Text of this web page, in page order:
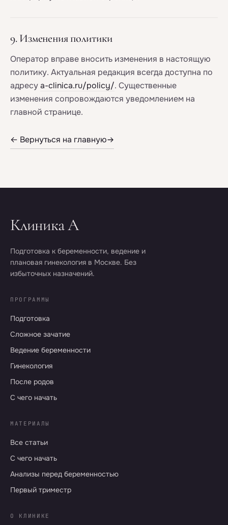
9. Изменения политики
Оператор вправе вносить изменения в настоящую
политику. Актуальная редакция всегда доступна по
адресуa-clinica.ru/policy/. Существенные
изменения сопровождаются уведомлением на
главной странице.
← Вернуться на главную
Клиника А
Подготовка к беременности, ведение и
плановая гинекология в Москве. Без
избыточных назначений.
ПРОГРАММЫ
Подготовка
Сложное зачатие
Ведение беременности
Гинекология
После родов
С чего начать
МАТЕРИАЛЫ
Все статьи
С чего начать
Анализы перед беременностью
Первый триместр
О КЛИНИКЕ